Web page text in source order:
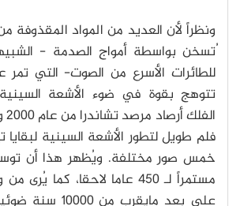
ونظراً لأن العديد من المواد المقذوفة
ُتسخن بواسطة أمواج الصدمة -
للطائرات الأسرع من الصوت- التي تمر
تتوهج بقوة في ضوء الأشعة
فلم طويل لتطور الأشعة السينية
خمس صور مختلفة. ويُظهر هذا أن توسع
مستمراً لـ 450 عاما لاحقا،
على بعد مايقرب